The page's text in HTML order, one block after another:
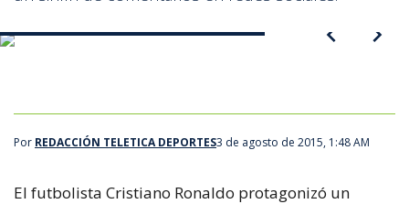
Cristiano Ronaldo cortó repentinamente una entrevista con CNN.
Por REDACCIÓN TELETICA DEPORTES3 de agosto de 2015, 1:48 AM
El futbolista Cristiano Ronaldo protagonizó un